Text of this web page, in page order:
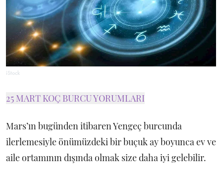
iStock
25 MART KOÇ BURCU YORUMLARI
Mars’ın bugünden itibaren Yengeç burcunda
ilerlemesiyle önümüzdeki bir buçuk ay boyunca ev ve
aile ortamının dışında olmak size daha iyi gelebilir.